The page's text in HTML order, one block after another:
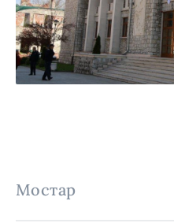
Мостар